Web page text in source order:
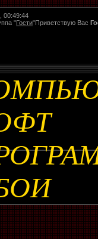
00:49:44
"Гости"Приветствую Вас